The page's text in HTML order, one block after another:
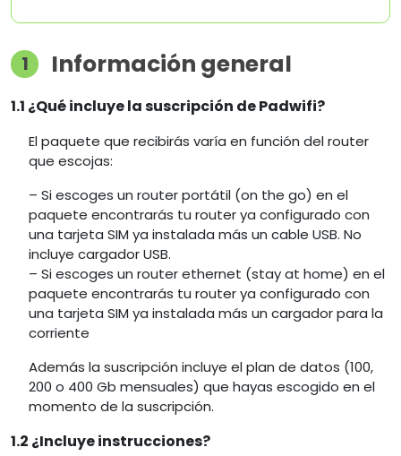
1 Información general
1.1 ¿Qué incluye la suscripción de Padwifi?
El paquete que recibirás varía en función del router
que escojas:
– Si escoges un router portátil (on the go) en el
paquete encontrarás tu router ya configurado con
una tarjeta SIM ya instalada más un cable USB. No
incluye cargador USB.
– Si escoges un router ethernet (stay at home) en el
paquete encontrarás tu router ya configurado con
una tarjeta SIM ya instalada más un cargador para la
corriente
Además la suscripción incluye el plan de datos (100,
200 o 400 Gb mensuales) que hayas escogido en el
momento de la suscripción.
1.2 ¿Incluye instrucciones?